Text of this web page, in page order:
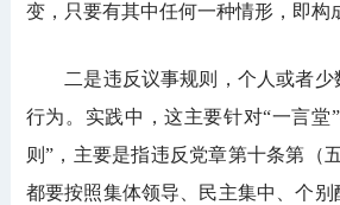
变，只要有其中任何一种情形，即构
二是违反议事规则，个人或者少
行为。实践中，这主要针对“一言堂
则”，主要是指违反党章第十条第（
都要按照集体领导、民主集中、个